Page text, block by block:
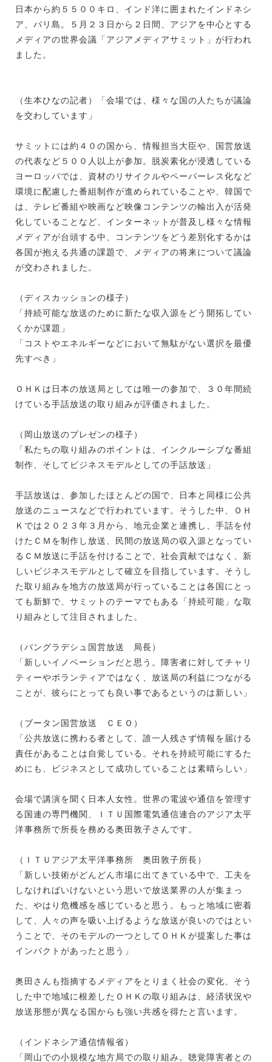
日本から約５５００キロ、インド洋に囲まれたインドネシ
ア、バリ島。５月２３日から２日間、アジアを中心とする
メディアの世界会議「アジアメディアサミット」が行われ
ました。
（生本ひなの記者）「会場では、様々な国の人たちが議論
を交わしています」
サミットには約４０の国から、情報担当大臣や、国営放送
の代表など５００人以上が参加。脱炭素化が浸透している
ヨーロッパでは、資材のリサイクルやペーパーレス化など
環境に配慮した番組制作が進められていることや、韓国で
は、テレビ番組や映画など映像コンテンツの輸出入が活発
化していることなど、インターネットが普及し様々な情報
メディアが台頭する中、コンテンツをどう差別化するかは
各国が抱える共通の課題で、メディアの将来について議論
が交わされました。
（ディスカッションの様子）
「持続可能な放送のために新たな収入源をどう開拓してい
くかが課題」
「コストやエネルギーなどにおいて無駄がない選択を最優
先すべき」
ＯＨＫは日本の放送局としては唯一の参加で、３０年間続
けている手話放送の取り組みが評価されました。
（岡山放送のプレゼンの様子）
「私たちの取り組みのポイントは、インクルーシブな番組
制作、そしてビジネスモデルとしての手話放送」
手話放送は、参加したほとんどの国で、日本と同様に公共
放送のニュースなどで行われています。そうした中、ＯＨ
Ｋでは２０２３年３月から、地元企業と連携し、手話を付
けたＣＭを制作し放送、民間の放送局の収入源となってい
るＣＭ放送に手話を付けることで、社会貢献ではなく、新
しいビジネスモデルとして確立を目指しています。そうし
た取り組みを地方の放送局が行っていることは各国にとっ
ても新鮮で、サミットのテーマでもある「持続可能」な取
り組みとして注目されました。
（バングラデシュ国営放送 局長）
「新しいイノベーションだと思う。障害者に対してチャリ
ティーやボランティアではなく、放送局の利益につながる
ことが、彼らにとっても良い事であるというのは新しい」
（ブータン国営放送 ＣＥＯ）
「公共放送に携わる者として、誰一人残さず情報を届ける
責任があることは自覚している。それを持続可能にするた
めにも、ビジネスとして成功していることは素晴らしい」
会場で講演を聞く日本人女性。世界の電波や通信を管理す
る国連の専門機関、ＩＴＵ国際電気通信連合のアジア太平
洋事務所で所長を務める奥田敦子さんです。
（ＩＴＵアジア太平洋事務所 奥田敦子所長）
「新しい技術がどんどん市場に出てきている中で、工夫を
しなければいけないという思いで放送業界の人が集まっ
た、やはり危機感を感じていると思う。もっと地域に密着
して、人々の声を吸い上げるような放送が良いのではとい
うことで、そのモデルの一つとしてＯＨＫが提案した事は
インパクトがあったと思う」
奥田さんも指摘するメディアをとりまく社会の変化、そう
した中で地域に根差したＯＨＫの取り組みは、経済状況や
放送形態が異なる国からも強い共感を得たと言います。
（インドネシア通信情報省）
「岡山での小規模な地方局での取り組み。聴覚障害者との